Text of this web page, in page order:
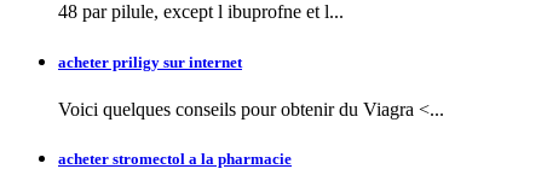
48 par pilule, except l ibuprofne et l...
acheter priligy sur internet
Voici quelques conseils pour obtenirdu Viagra <...
acheter stromectol a la pharmacie